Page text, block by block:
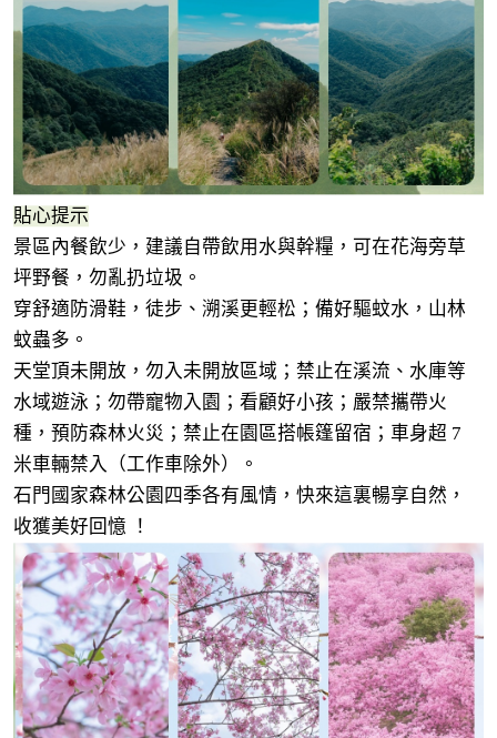
貼心提示
景區內餐飲少，建議自帶飲用水與幹糧，可在花海旁草
坪野餐，勿亂扔垃圾。
穿舒適防滑鞋，徒步、溯溪更輕松；備好驅蚊水，山林
蚊蟲多。
天堂頂未開放，勿入未開放區域；禁止在溪流、水庫等
水域遊泳；勿帶寵物入園；看顧好小孩；嚴禁攜帶火
種，預防森林火災；禁止在園區搭帳篷留宿；車身超 7
米車輛禁入（工作車除外）。
石門國家森林公園四季各有風情，快來這裏暢享自然，
收獲美好回憶 ！